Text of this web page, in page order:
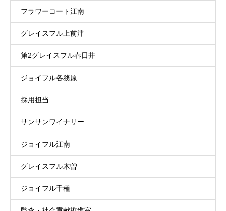
フラワーコート江南
グレイスフル上前津
第2グレイスフル春日井
ジョイフル各務原
採用担当
サンサンワイナリー
ジョイフル江南
グレイスフル木曽
ジョイフル千種